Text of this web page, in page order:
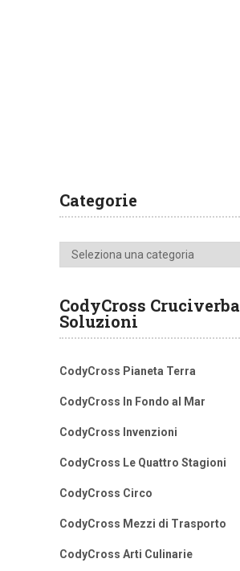
Categorie
Categorie
CodyCross Cruciverba
Soluzioni
CodyCross Pianeta Terra
CodyCross In Fondo al Mar
CodyCross Invenzioni
CodyCross Le Quattro Stagioni
CodyCross Circo
CodyCross Mezzi di Trasporto
CodyCross Arti Culinarie